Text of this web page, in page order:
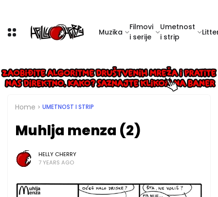
Muzika
Filmovi
i serije
Umetnost
i strip
Home UMETNOST I STRIP
Muhlja menza (2)
HELLY CHERRY
7 YEARS AGO